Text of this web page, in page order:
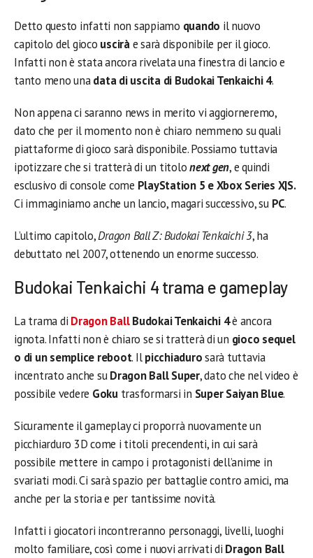
Detto questo infatti non sappiamo quando il nuovo
capitolo del gioco usciràe sarà disponibile per il gioco.
Infatti non è stata ancora rivelata una finestra di lancio e
tanto meno unadata di uscita di Budokai Tenkaichi 4.
Non appena ci saranno news in merito vi aggiorneremo,
dato che per il momento non è chiaro nemmeno su quali
piattaforme di gioco sarà disponibile. Possiamo tuttavia
ipotizzare che si tratterà di un titolonext gen, e quindi
esclusivo di console come PlayStation 5 e Xbox Series X|S.
Ci immaginiamo anche un lancio, magari successivo, su PC.
L’ultimo capitolo,Dragon Ball Z: Budokai Tenkaichi 3, ha
debuttato nel 2007, ottenendo un enorme successo.
Budokai Tenkaichi 4 trama e gameplay
La trama di Dragon BallBudokai Tenkaichi 4è ancora
ignota. Infatti non è chiaro se si tratterà di un gioco sequel
o di un semplice reboot. Ilpicchiadurosarà tuttavia
incentrato anche suDragon Ball Super, dato che nel video è
possibile vedere Goku trasformarsi in Super Saiyan Blue.
Sicuramente il gameplay ci proporrà nuovamente un
picchiarduro 3D come i titoli precendenti, in cui sarà
possibile mettere in campo i protagonisti dell’anime in
svariati modi. Ci sarà spazio per battaglie contro amici, ma
anche per la storia e per tantissime novità.
Infatti i giocatori incontreranno personaggi, livelli, luoghi
molto familiare, così come i nuovi arrivati di Dragon Ball